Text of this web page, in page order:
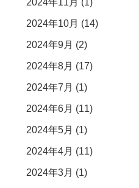
2024年11月 (1)
2024年10月 (14)
2024年9月 (2)
2024年8月 (17)
2024年7月 (1)
2024年6月 (11)
2024年5月 (1)
2024年4月 (11)
2024年3月 (1)